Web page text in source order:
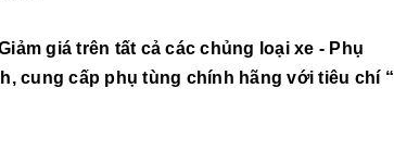
giá trên tất cả các chủng loại xe - Phụ
cung cấp phụ tùng chính hãng với tiêu chí “